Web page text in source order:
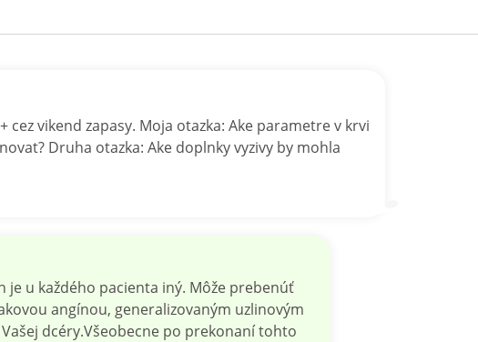
vikend zapasy. Moja otazka: Ake parametre v krvi
Druha otazka: Ake doplnky vyzivy by mohla
u každého pacienta iný. Môže prebenúť
angínou, generalizovaným uzlinovým
dcéry.Všeobecne po prekonaní tohto